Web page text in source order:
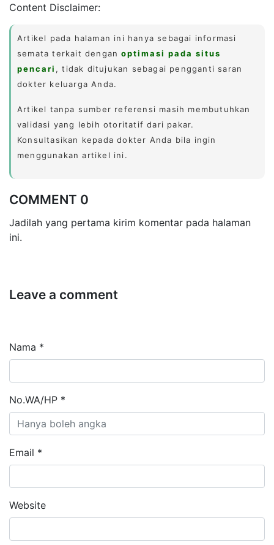
Content Disclaimer:
Artikel pada halaman ini hanya sebagai informasi
semata terkait denganoptimasi pada situs
pencari , tidak ditujukan sebagai pengganti saran
dokter keluarga Anda.
Artikel tanpa sumber referensi masih membutuhkan
validasi yang lebih otoritatif dari pakar.
Konsultasikan kepada dokter Anda bila ingin
menggunakan artikel ini.
COMMENT 0
Jadilah yang pertama kirim komentar pada halaman
ini.
Leave a comment
Nama *
No.WA/HP *
Email *
Website